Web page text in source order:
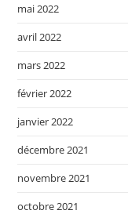
mai 2022
avril 2022
mars 2022
février 2022
janvier 2022
décembre 2021
novembre 2021
octobre 2021